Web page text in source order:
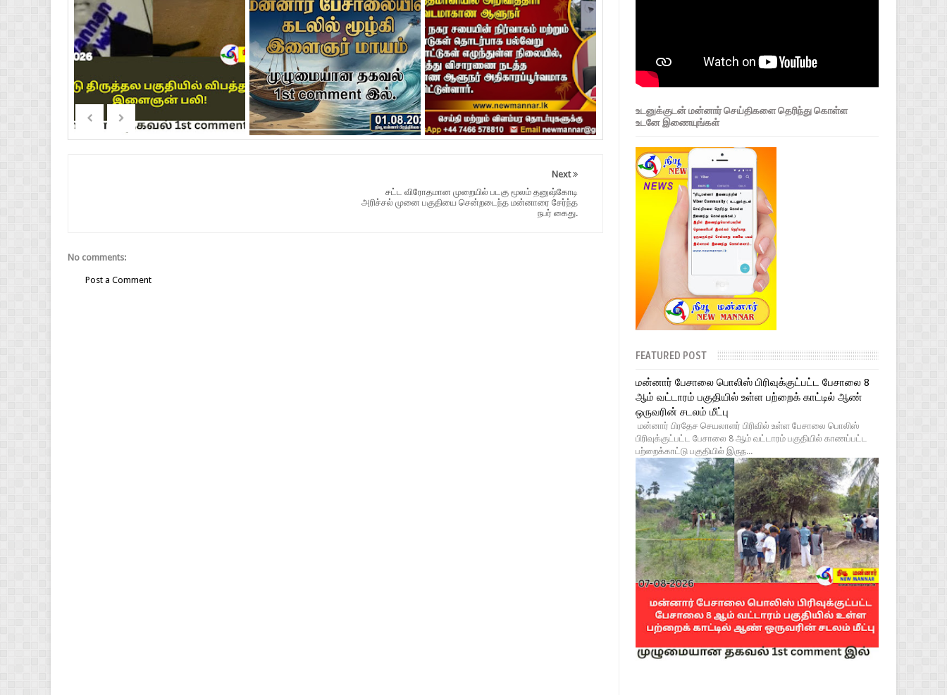
Next
சட்ட விரோதமான முறையில் படகு மூலம் தனுஷ்கோடி
அரிச்சல் முனை பகுதியை சென்றடைந்த மன்னாரை சேர்ந்த
நபர் கைது.
No comments:
Post a Comment
உடனுக்குடன் மன்னார் செய்திகளை தெரிந்து கொள்ள
உடனே இணையுங்கள்
FEATURED POST
மன்னார் பேசாலை பொலிஸ் பிரிவுக்குட்பட்ட பேசாலை 8
ஆம் வட்டாரம் பகுதியில் உள்ள பற்றைக் காட்டில் ஆண்
ஒருவரின் சடலம் மீட்பு
மன்னார் பிரதேச செயலாளர் பிரிவில் உள்ள பேசாலை பொலிஸ்
பிரிவுக்குட்பட்ட பேசாலை 8 ஆம் வட்டாரம் பகுதியில் காணப்பட்ட
பற்றைக்காட்டு பகுதியில் இருந...